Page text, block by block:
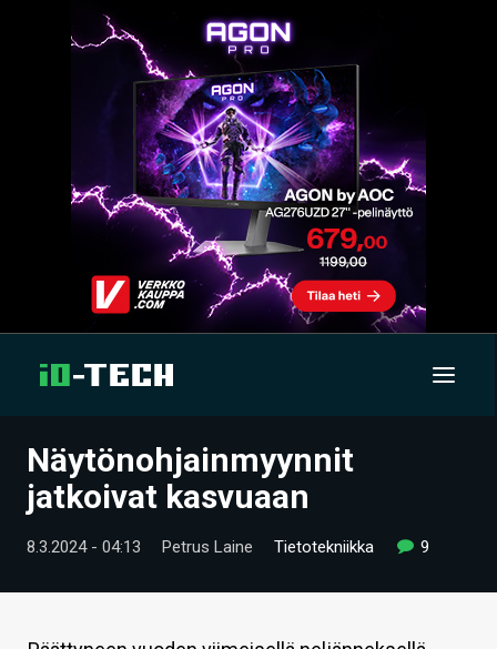
UUTISET
Näytönohjainmyynnit
jatkoivat kasvuaan
8.3.2024 - 04:13 Petrus Laine Tietotekniikka 9